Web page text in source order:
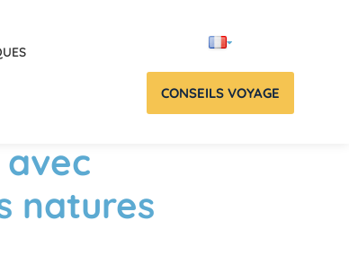
CONSEILS VOYAGE
avec
natures